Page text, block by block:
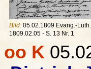
Bild: 05.02.1809 Evang.-
1809.02.05 - S. 13 Nr. 1
oo K